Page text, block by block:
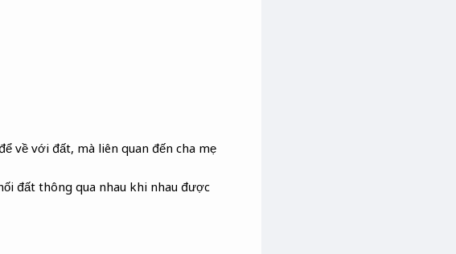
về với đất, mà liên quan đến cha mẹ
đất thông qua nhau khi nhau được